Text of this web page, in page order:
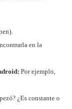
en la
Por ejemplo,
¿Es constante o